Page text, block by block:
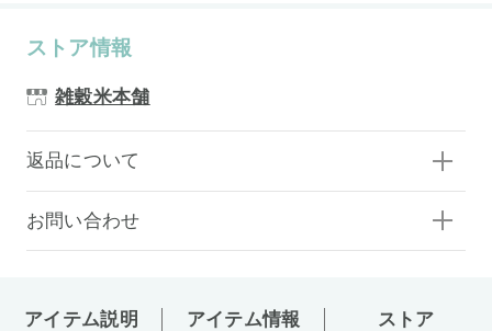
ストア情報
雑穀米本舗
返品について
お問い合わせ
アイテム説明 アイテム情報 ストア